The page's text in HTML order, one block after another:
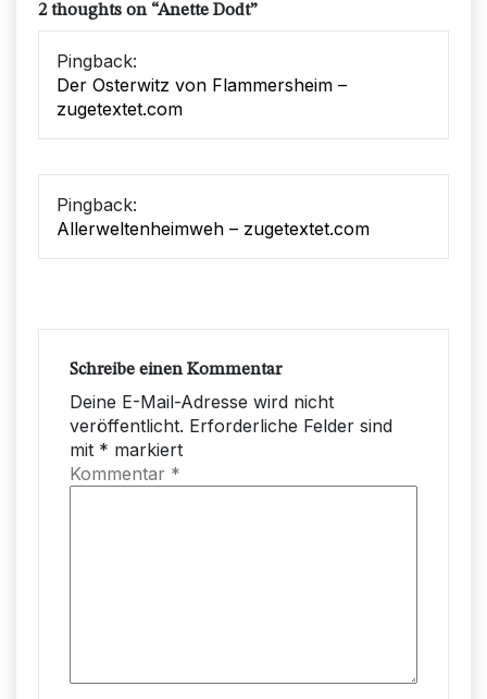
2 thoughts on “Anette Dodt”
Pingback:
Der Osterwitz von Flammersheim –
zugetextet.com
Pingback:
Allerweltenheimweh – zugetextet.com
Schreibe einen Kommentar
Deine E-Mail-Adresse wird nicht
veröffentlicht. Erforderliche Felder sind
mit * markiert
Kommentar *